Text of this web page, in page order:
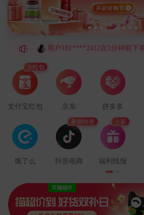
用户189****9516在2分钟前下
用户181****2412在1分钟前下
用户139****1196在9分钟前下
用户180****8381在9分钟前下
用户136****5386在4分钟前下
用户156****8260在1分钟前下
用户176****3086在5分钟前下
用户132****6721在8分钟前下
用户188****7017在1分钟前下
用户180****8340在9分钟前下
用户133****7370在3分钟前下
用户137****2760在9分钟前下
用户133****9281在8分钟前下
支付宝红包
大红包
京东 拼多多
饿了么 抖音电商
暑期特惠
福利线报
上新